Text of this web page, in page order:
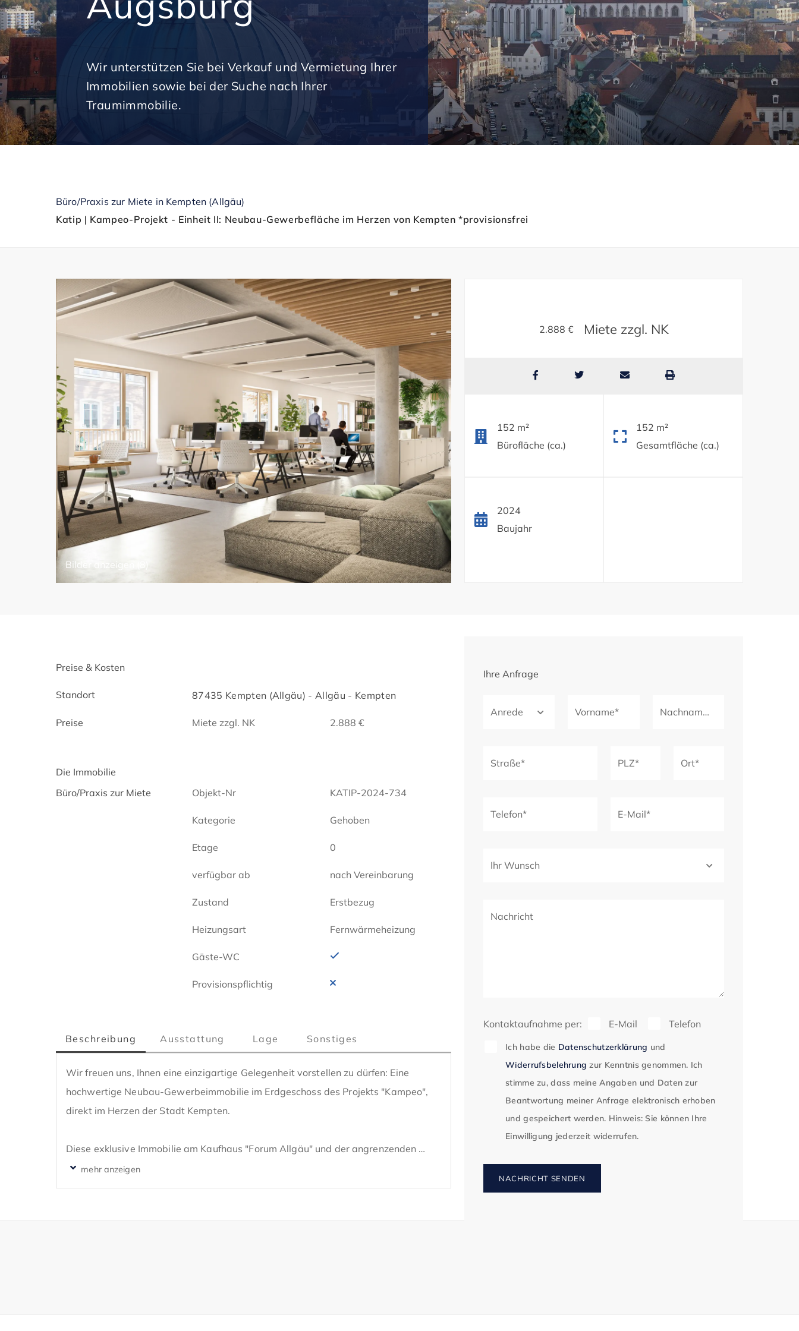
Wir unterstützen Sie bei Verkauf und Vermietung Ihrer
Immobilien sowie bei der Suche nach Ihrer
Traumimmobilie.
Büro/Praxis zur Miete in Kempten (Allgäu)
Katip | Kampeo-Projekt - Einheit II: Neubau-Gewerbefläche im Herzen von Kempten *provisionsfrei
Bilder anzeigen (8)
2.888 € Miete zzgl. NK
152 m²
Bürofläche (ca.)
152 m²
Gesamtfläche (ca.)
2024
Baujahr
Preise & Kosten
Standort 87435 Kempten (Allgäu) - Allgäu - Kempten
Preise Miete zzgl. NK 2.888 €
Die Immobilie
Büro/Praxis zur Miete
Objekt-Nr KATIP-2024-734
Kategorie Gehoben
Etage 0
verfügbar ab nach Vereinbarung
Zustand Erstbezug
Heizungsart Fernwärmeheizung
Gäste-WC
Provisionspflichtig
Beschreibung Ausstattung Lage Sonstiges
Wir freuen uns, Ihnen eine einzigartige Gelegenheit vorstellen zu dürfen: Eine
hochwertige Neubau-Gewerbeimmobilie im Erdgeschoss des Projekts "Kampeo",
direkt im Herzen der Stadt Kempten.
Diese exklusive Immobilie am Kaufhaus "Forum Allgäu" und der angrenzenden
Innenstadt bietet eine erstklassige Lage, sowie herausragende Möglichkeiten für
verschiedenste Nutzungen mit innovativen Technologien.
Ihre Anfrage
Anrede Vorname* Nachname*
Straße* PLZ* Ort*
Telefon* E-Mail*
Ihr Wunsch
Nachricht
Kontaktaufnahme per: E-Mail Telefon
Ich habe die Datenschutzerklärung und
Widerrufsbelehrung zur Kenntnis genommen. Ich
stimme zu, dass meine Angaben und Daten zur
Beantwortung meiner Anfrage elektronisch erhoben
und gespeichert werden. Hinweis: Sie können Ihre
Einwilligung jederzeit widerrufen.
NACHRICHT SENDEN